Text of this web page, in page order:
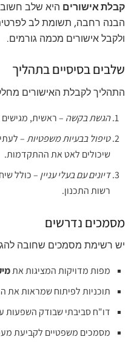
קבלת אישורים היא שלב
הבנה רחבה, תשומת לב
ולקבל אישורים מכמה גורמים.
שלבים בסיסיים בתהליך
התהליך לקבלת האישורים
הגשת בקשה – ראשית,
טיפול בבעיות משפטיות–
שיכולים לאט את ההתקדמות.
דיונים עם בעלי עניין – כולל
רשות התכנון.
מסמכים נדרשים
יש רשימת מסמכים שחובה
מפות מדויקות המציגות את
תוכניות לפיתוח שמראות את
דו"ח סביבתי שבודק השפעות
מסמכים משפטיים לקביעת